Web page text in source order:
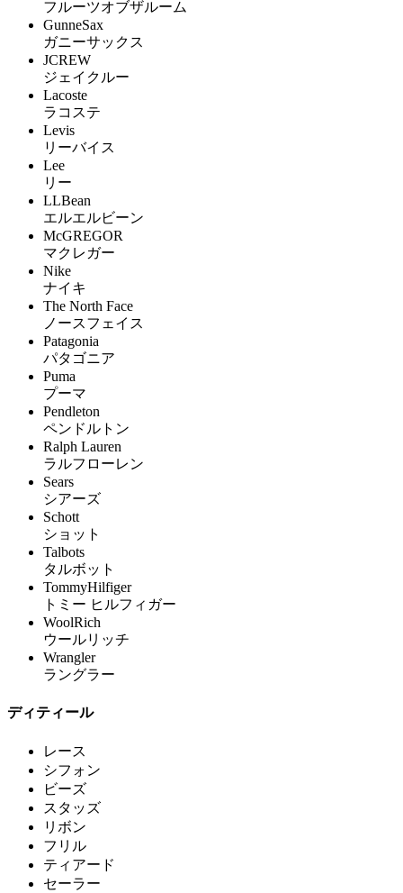
フルーツオブザルーム
GunneSax
ガニーサックス
JCREW
ジェイクルー
Lacoste
ラコステ
Levis
リーバイス
Lee
リー
LLBean
エルエルビーン
McGREGOR
マクレガー
Nike
ナイキ
The North Face
ノースフェイス
Patagonia
パタゴニア
Puma
プーマ
Pendleton
ペンドルトン
Ralph Lauren
ラルフローレン
Sears
シアーズ
Schott
ショット
Talbots
タルボット
TommyHilfiger
トミー ヒルフィガー
WoolRich
ウールリッチ
Wrangler
ラングラー
ディティール
レース
シフォン
ビーズ
スタッズ
リボン
フリル
ティアード
セーラー